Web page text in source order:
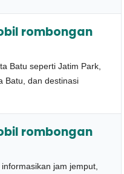
rombongan
Batu seperti Jatim Park,
Batu, dan destinasi
rombongan
jam jemput,